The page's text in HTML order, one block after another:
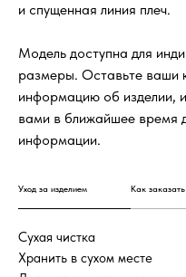
и спущенная линия плеч.
Модель доступна для
размеры. Оставьте ваши
информацию об изделии,
вами в ближайшее время
информации.
Уход за изделием Как
Сухая чистка
Хранить в сухом месте